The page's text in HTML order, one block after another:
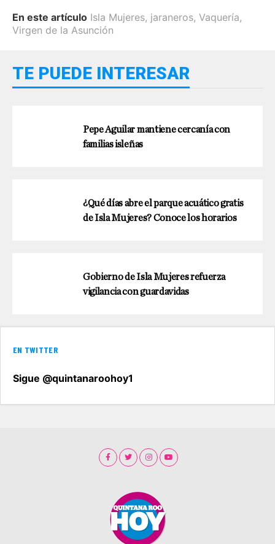
En este artículo Isla Mujeres, jaraneros, Vaquería,
Virgen de la Asunción
TE PUEDE INTERESAR
Pepe Aguilar mantiene cercanía con
familias isleñas
¿Qué días abre el parque acuático gratis
de Isla Mujeres? Conoce los horarios
Gobierno de Isla Mujeres refuerza
vigilancia con guardavidas
EN TWITTER
Sigue @quintanaroohoy1